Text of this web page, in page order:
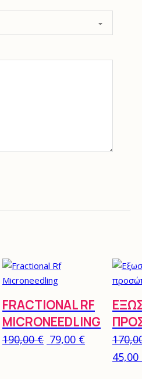
FRACTIONAL RF
MICRONEEDLING
190,00€ Original price
79,00 €Η
45,00